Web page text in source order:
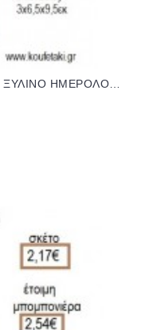
LION KING ΞΥΛΙΝΟ ΚΟΠΤΙΚΟ ΣΕ ΞΥΛΙΝΟ ΗΜΕΡΟΛΟΓΙΟ για μπομπονιέρες - δώρα πάρτυ - εορτών - γέννησης - γούρια - φτιάξτο μόνος σου ΤΖΑ-230473/41130 2.17€!!!